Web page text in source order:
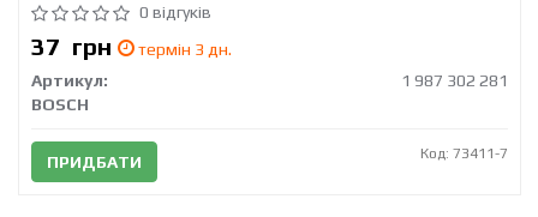
0 відгуків
37 грн
термін 3 дн.
Артикул:
1 987 302 281
BOSCH
ПРИДБАТИ Код: 73411-7